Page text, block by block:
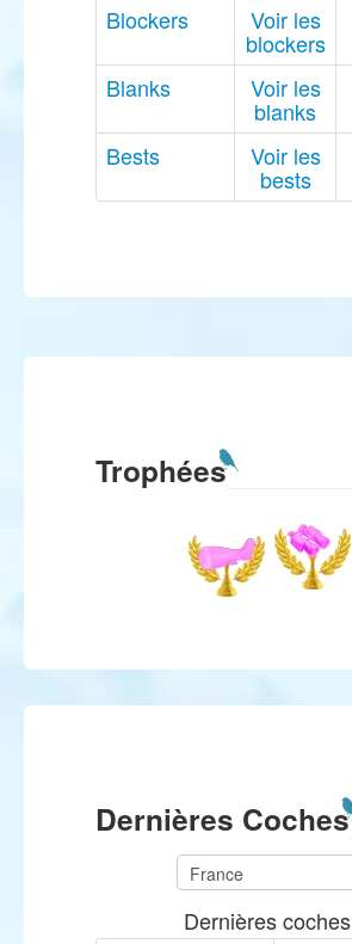
Blockers Voir les
blockers
Blanks Voir les
blanks
Bests
Voir les
bests
Trophées
Dernières Coches
Dernières coches